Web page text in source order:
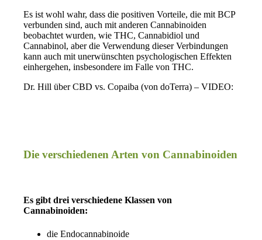
Es ist wohl wahr, dass die positiven Vorteile, die mit BCP
verbunden sind, auch mit anderen Cannabinoiden
beobachtet wurden, wie THC, Cannabidiol und
Cannabinol, aber die Verwendung dieser Verbindungen
kann auch mit unerwünschten psychologischen Effekten
einhergehen, insbesondere im Falle von THC.
Dr. Hill über CBD vs. Copaiba (von doTerra) – VIDEO:
Die verschiedenen Arten von Cannabinoiden
Es gibt drei verschiedene Klassen von
Cannabinoiden:
die Endocannabinoide